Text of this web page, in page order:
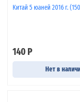
Китай 5 юаней 2016 г.
140 Р
Нет в